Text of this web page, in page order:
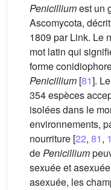
Penicilliumest un
Ascomycota,
1809 par Link. Le
mot latin qui
forme
Penicillium [81].
354 espèces
isolées dans le
environnements,
nourriture [22, 81,
dePenicillium
sexuée et
asexuée, les